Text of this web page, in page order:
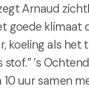
Arnaud
goede klimaat
koeling als het
’s
uur samen